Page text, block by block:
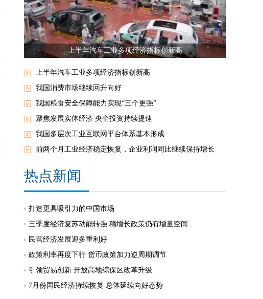
上半年汽车工业多项经济指标创新高
上半年汽车工业多项经济指标创新高
我国消费市场继续回升向好
我国粮食安全保障能力实现“三个更强”
聚焦发展实体经济 央企投资持续提速
我国多层次工业互联网平台体系基本形成
前两个月工业经济稳定恢复，企业利润同比继续保持增长
热点新闻
打造更具吸引力的中国市场
三季度经济复苏动能转强 稳增长政策仍有增量空间
民营经济发展迎多重利好
政策利率再度下行 货币政策加力逆周期调节
引领贸易创新 开放高地综保区改革升级
7月份国民经济持续恢复 总体延续向好态势